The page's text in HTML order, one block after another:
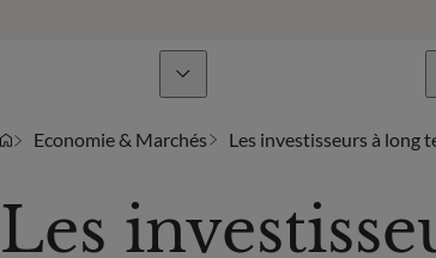
Economie & Marchés Les investisseurs à long
Les